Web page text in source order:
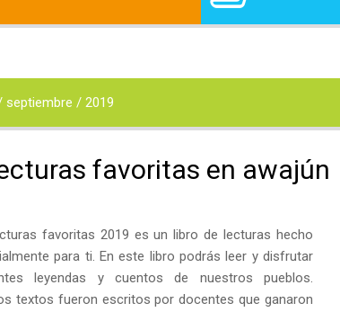
septiembre / 2019
favoritas en awajún
favoritas 2019 es un libro de lecturas hecho
para ti. En este libro podrás leer y disfrutar
leyendas y cuentos de nuestros pueblos.
textos fueron escritos por docentes que ganaron